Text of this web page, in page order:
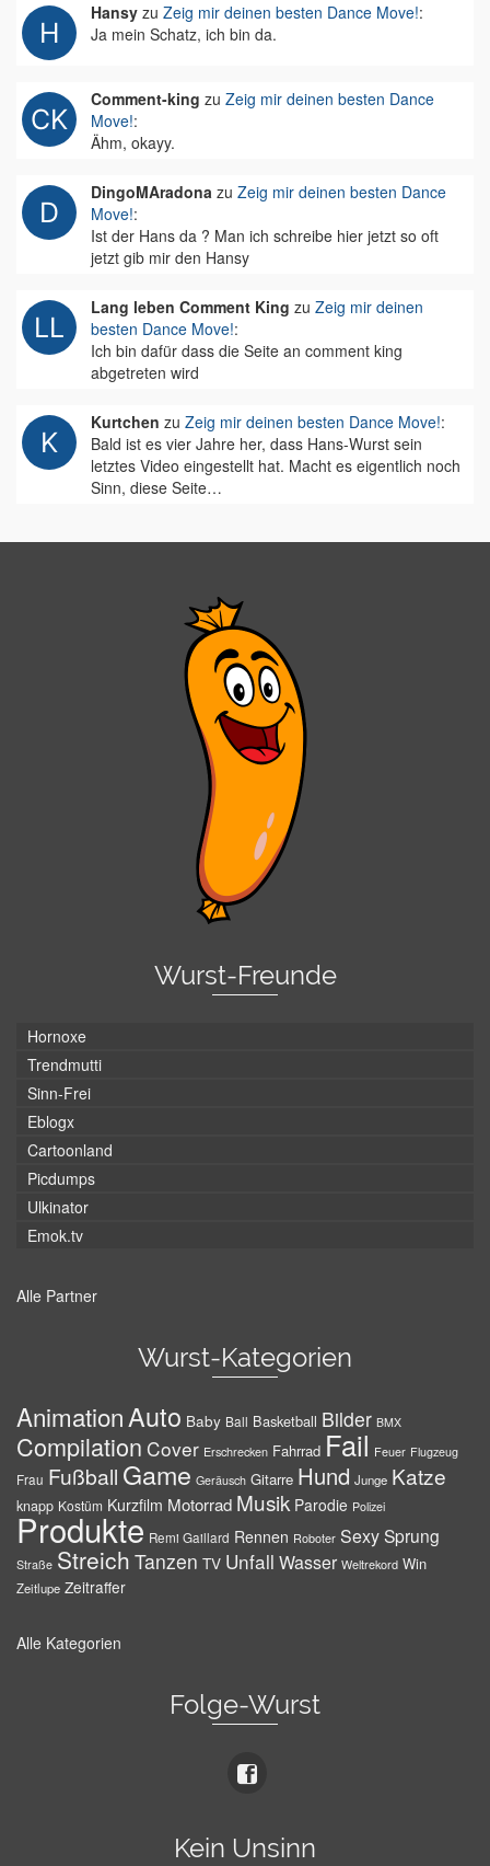
Hansy zu Zeig mir deinen besten Dance Move!:
Ja mein Schatz, ich bin da.
Comment-king zu Zeig mir deinen besten Dance
Move!:
Ähm, okayy.
DingoMAradona zu Zeig mir deinen besten Dance
Move!:
Ist der Hans da ? Man ich schreibe hier jetzt so oft
jetzt gib mir den Hansy
Lang leben Comment King zu Zeig mir deinen
besten Dance Move!:
Ich bin dafür dass die Seite an comment king
abgetreten wird
Kurtchen zu Zeig mir deinen besten Dance Move!:
Bald ist es vier Jahre her, dass Hans-Wurst sein
letztes Video eingestellt hat. Macht es eigentlich noch
Sinn, diese Seite…
Wurst-Freunde
Hornoxe
Trendmutti
Sinn-Frei
Eblogx
Cartoonland
Picdumps
Ulkinator
Emok.tv
Alle Partner
Wurst-Kategorien
AnimationAuto Baby Ball Basketball Bilder BMX
Compilation Cover Erschrecken Fahrrad Fail Feuer Flugzeug
Frau Fußball Game Geräusch Gitarre Hund Junge Katze
knapp Kostüm Kurzfilm Motorrad Musik Parodie Polizei
Produkte Remi Gaillard Rennen Roboter SexySprung
Straße Streich Tanzen TV Unfall Wasser Weltrekord Win
Zeitlupe Zeitraffer
Alle Kategorien
Folge-Wurst
Kein Unsinn